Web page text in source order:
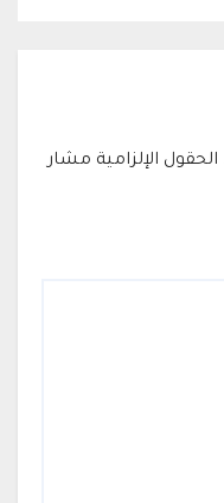
الحقول الإلزامية مشار